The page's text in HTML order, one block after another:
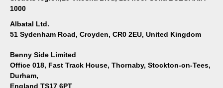
1000
Albatal Ltd.
51 Sydenham Road, Croyden, CR0 2EU, United Kingdom
Benny Side Limited
Office 018, Fast Track House, Thornaby, Stockton-on-Tees,
Durham,
England TS17 6PT